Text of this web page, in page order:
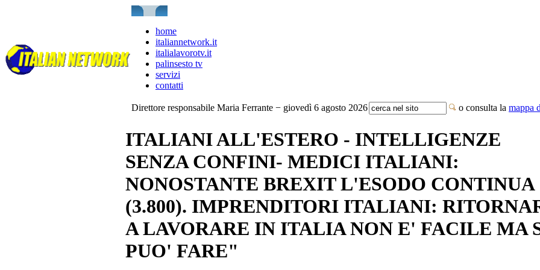
home
italiannetwork.it
italialavorotv.it
palinsesto tv
servizi
contatti
Direttore responsabile Maria Ferrante − giovedì 6 agosto 2026 o consulta la mappa
ITALIANI ALL'ESTERO - INTELLIGENZE
SENZA CONFINI- MEDICI ITALIANI:
NONOSTANTE BREXIT L'ESODO CONTINUA
(3.800). IMPRENDITORI ITALIANI:
A LAVORARE IN ITALIA NON E' FACILE MA
PUO' FARE"